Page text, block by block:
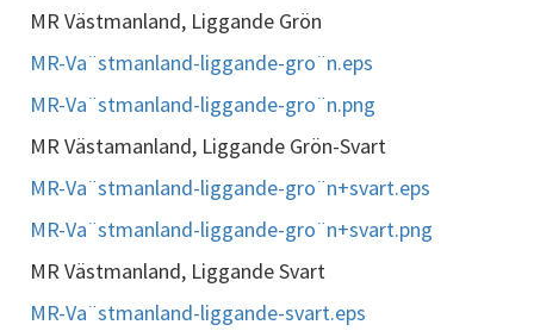
MR Västmanland, Liggande Grön
MR-Va¨stmanland-liggande-gro¨n.eps
MR-Va¨stmanland-liggande-gro¨n.png
MR Västamanland, Liggande Grön-Svart
MR-Va¨stmanland-liggande-gro¨n+svart.eps
MR-Va¨stmanland-liggande-gro¨n+svart.png
MR Västmanland, Liggande Svart
MR-Va¨stmanland-liggande-svart.eps